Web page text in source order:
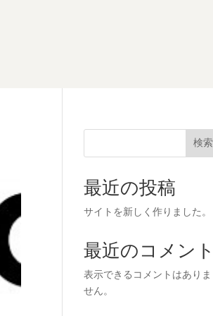
検索
最近の投稿
サイトを新しく作りました。
最近のコメント
表示できるコメントはありま
せん。